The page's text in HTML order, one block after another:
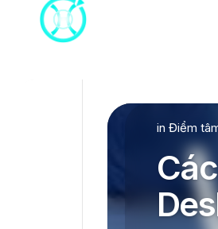
in Điểm